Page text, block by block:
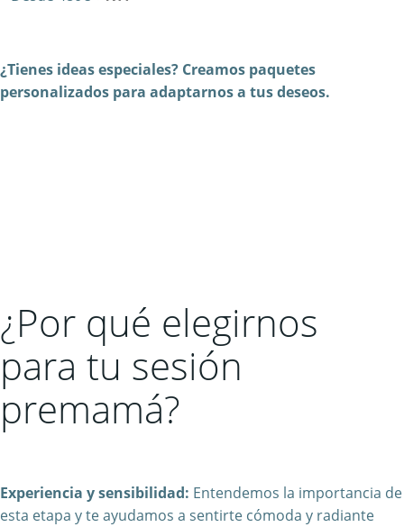
¿Tienes ideas especiales? Creamos paquetes
personalizados para adaptarnos a tus deseos.
¿Por qué elegirnos
para tu sesión
premamá?
Experiencia y sensibilidad: Entendemos la importancia de
esta etapa y te ayudamos a sentirte cómoda y radiante